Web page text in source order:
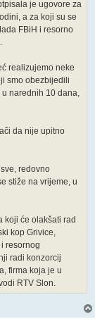
je ugovore za
a za koji su se
FBiH i resorno
realizujemo neke
smo obezbijedili
narednih 10 dana,
da nije upitno
redovno
stiže na vrijeme, u
koji će olakšati rad
kop Grivice,
resornog
radi konzorcij
firma koja je u
RTV Slon.